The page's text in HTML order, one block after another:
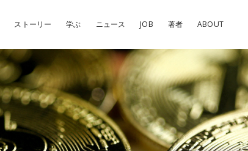
ストーリー 学ぶ ニュース JOB 著者 ABOUT